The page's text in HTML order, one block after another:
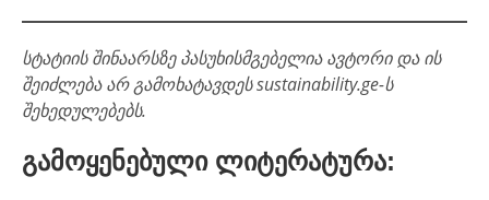
სტატიის შინაარსზე პასუხისმგებელია ავტორი და ის
შეიძლება არ გამოხატავდეს sustainability.ge-ს
შეხედულებებს.
გამოყენებული ლიტერატურა: